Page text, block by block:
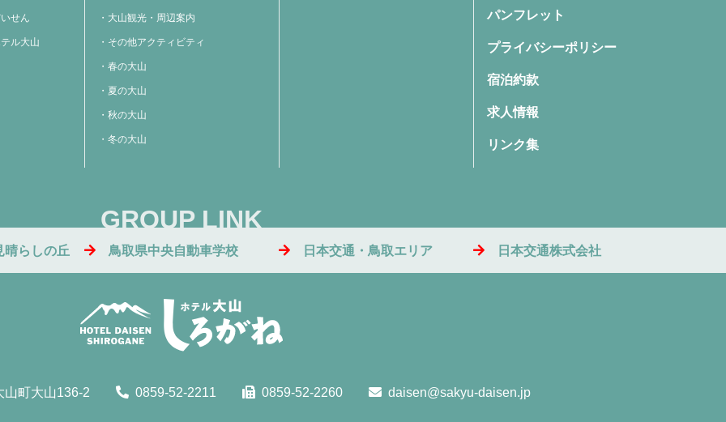
せん
ル大山
大山観光・周辺案内
その他アクティビティ
春の大山
夏の大山
秋の大山
冬の大山
パンフレット
プライバシーポリシー
宿泊約款
求人情報
リンク集
GROUP LINK
晴らしの丘 鳥取県中央自動車学校 日本交通・鳥取エリア 日本交通株式会社
山町大山136-2 0859-52-2211 0859-52-2260 daisen@sakyu-daisen.jp